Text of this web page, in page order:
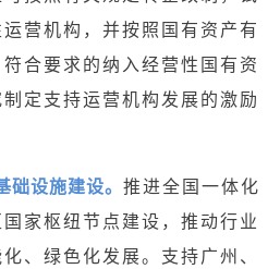
营机构，并按照国有资产有
合要求的纳入经营性国有资
定支持运营机构发展的激励
础设施建设。 推进全国一体化
家枢纽节点建设，推动行业
、绿色化发展。支持广州、